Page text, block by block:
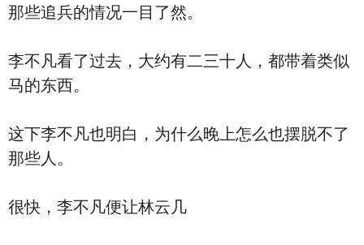
那些追兵的情况一目了然。
李不凡看了过去，大约有二三十人，都带着类似
马的东西。
这下李不凡也明白，为什么晚上怎么也摆脱不了
那些人。
很快，李不凡便让林云几